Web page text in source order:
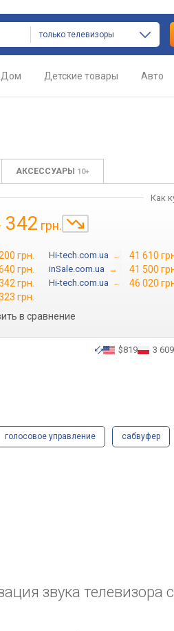
только телевизоры
Дом Детские товары Авто
АКСЕССУАРЫ 10+
Как
342 грн.
грн. Hi-tech.com.ua → 41 610
грн. inSale.com.ua → 41 500
грн. Hi-tech.com.ua → 46 020
грн.
в сравнение
$819 3
голосовое управление сабвуфер
звука телевизора с